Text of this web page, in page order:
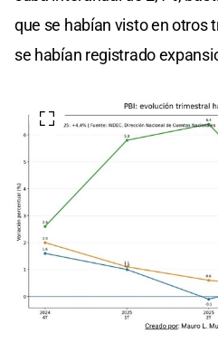
que se habían visto en otros
se habían registrado